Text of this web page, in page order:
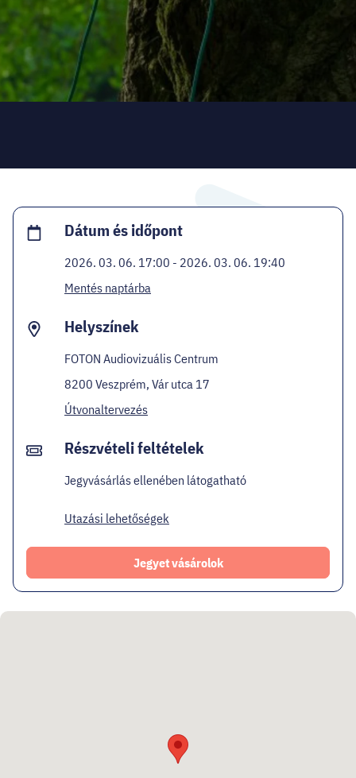
KARRIER
Dátum és időpont
2026. 03. 06. 17:00 - 2026. 03. 06. 19:40
Mentés naptárba
Helyszínek
FOTON Audiovizuális Centrum
8200 Veszprém, Vár utca 17
Útvonaltervezés
Részvételi feltételek
Jegyvásárlás ellenében látogatható
Utazási lehetőségek
Jegyet vásárolok